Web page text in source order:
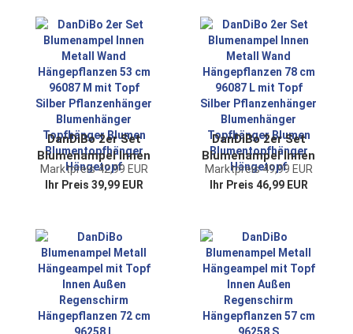
Pflanzenhänger
Blumenhänger
Topfhänger Blumen
Blumentopfhänger
Hängetopf
Schwarz Metall 50
cm Hängend
Wandkorb 96237
Pflanzenregal
Blumenregal
Wandregal
DanDiBo 2er Set
Blumenampel Innen
Metall Wand
Hängepflanzen 53
Pflanzenhänger
Blumenhänger
Topfhänger Blumen
Blumentopfhänger
Hängetopf
Marktpreis 42,99 EUR
Ihr Preis 39,99 EUR
DanDiBo 2er Set
Blumenampel Innen
Metall Wand
Hängepflanzen 78
Pflanzenhänger
Blumenhänger
Topfhänger Blumen
Blumentopfhänger
Hängetopf
Marktpreis 49,99 EUR
Ihr Preis 46,99 EUR